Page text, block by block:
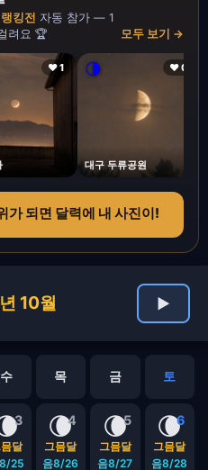
킹전 자동 참가 — 1
려요 🏆
모두 보기 →
❤ 1 🌗 ❤ 0
대구 두류공원
가 되면 달력에 내 사진이!
10월 ▶
수 목 금 토
3
달
25
4
🌘
그믐달
음8/26
5
🌘
그믐달
음8/27
6
🌘
그믐달
음8/28